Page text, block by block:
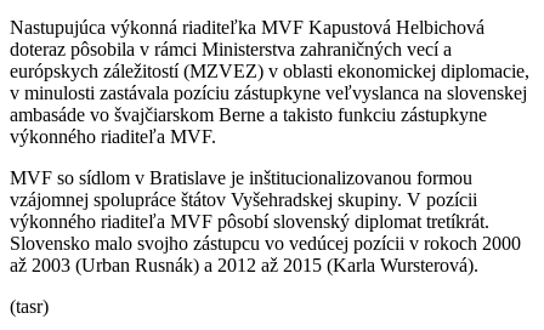
Nastupujúca výkonná riaditeľka MVF Kapustová Helbichová
doteraz pôsobila v rámci Ministerstva zahraničných vecí a
európskych záležitostí (MZVEZ) v oblasti ekonomickej diplomacie,
v minulosti zastávala pozíciu zástupkyne veľvyslanca na slovenskej
ambasáde vo švajčiarskom Berne a takisto funkciu zástupkyne
výkonného riaditeľa MVF.
MVF so sídlom v Bratislave je inštitucionalizovanou formou
vzájomnej spolupráce štátov Vyšehradskej skupiny. V pozícii
výkonného riaditeľa MVF pôsobí slovenský diplomat tretíkrát.
Slovensko malo svojho zástupcu vo vedúcej pozícii v rokoch 2000
až 2003 (Urban Rusnák) a 2012 až 2015 (Karla Wursterová).
(tasr)